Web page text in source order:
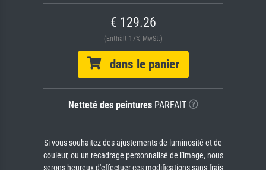
€ 129.26
(Enthält 17% MwSt.)
dans le panier
Netteté des peinturesPARFAIT
Si vous souhaitez des ajustements de luminosité et de
couleur, ou un recadrage personnalisé de l'image, nous